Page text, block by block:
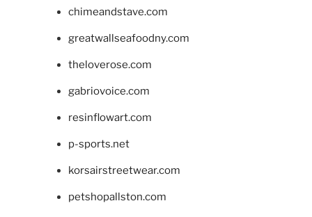
chimeandstave.com
greatwallseafoodny.com
theloverose.com
gabriovoice.com
resinflowart.com
p-sports.net
korsairstreetwear.com
petshopallston.com